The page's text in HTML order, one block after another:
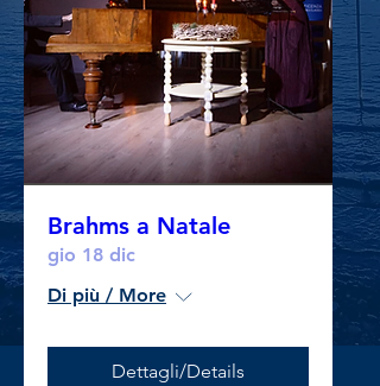
Brahms a Natale
gio 18 dic
Di più / More
Dettagli/Details